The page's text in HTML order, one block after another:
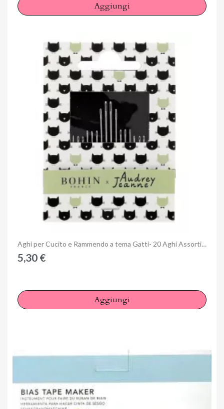
Aggiungi
Anteprima Aghi per Cucito e Rammendo a tema Gatti- 20 Aghi Assortiti Bohin
5,30 €
Aggiungi